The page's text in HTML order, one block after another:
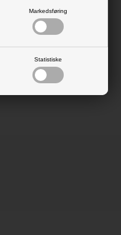
Markedsføring
Statistiske
gæstens navn direkte på
gæstens navn på.
samle. Køb gaveæsker til din